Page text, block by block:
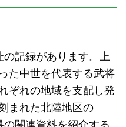
記録があります。上
た中世を代表する武将
ぞれの地域を支配し発
まれた北陸地区の